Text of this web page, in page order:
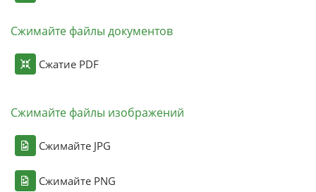
Сжимайте файлы документов
Сжатие PDF
Сжимайте файлы изображений
Сжимайте JPG
Сжимайте PNG